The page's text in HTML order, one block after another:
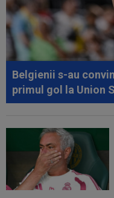
Belgienii s-au
primul gol la Union